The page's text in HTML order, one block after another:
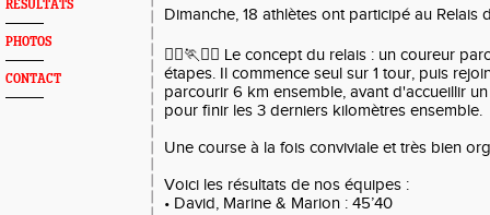
RÉSULTATS
PHOTOS
CONTACT
Dimanche, 18 athlètes ont participé au Relais
🏃‍♀️🏃🏃‍♂️ Le concept du relais : un coureur
étapes. Il commence seul sur 1 tour, puis
parcourir 6 km ensemble, avant d'accueillir
pour finir les 3 derniers kilomètres ensemble.
Une course à la fois conviviale et très bien
Voici les résultats de nos équipes :
• David, Marine & Marion : 45’40